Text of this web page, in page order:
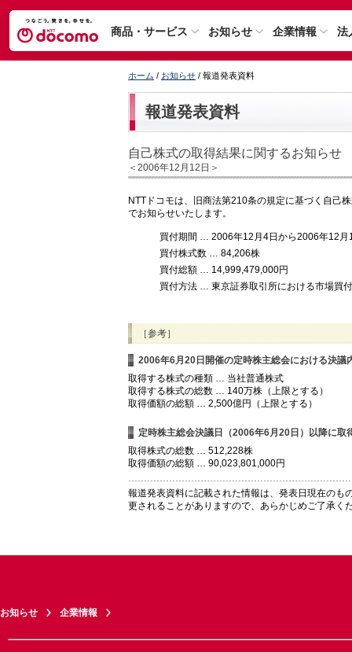
商品・サービス お知らせ 企業情報 法
ホーム / お知らせ / 報道発表資料
報道発表資料
自己株式の取得結果に関するお知らせ
＜2006年12月12日＞
NTTドコモは、旧商法第210条の規定に基づく自己
でお知らせいたします。
買付期間 … 2006年12月4日から2006年12月
買付株式数 … 84,206株
買付総額 … 14,999,479,000円
買付方法 … 東京証券取引所における市場買
［参考］
2006年6月20日開催の定時株主総会における決議
取得する株式の種類 … 当社普通株式
取得する株式の総数 … 140万株（上限とする）
取得価額の総額 … 2,500億円（上限とする）
定時株主総会決議日（2006年6月20日）以降に取
取得株式の総数 … 512,228株
取得価額の総額 … 90,023,801,000円
報道発表資料に記載された情報は、発表日現在のも
更されることがありますので、あらかじめご了承く
お知らせ 企業情報